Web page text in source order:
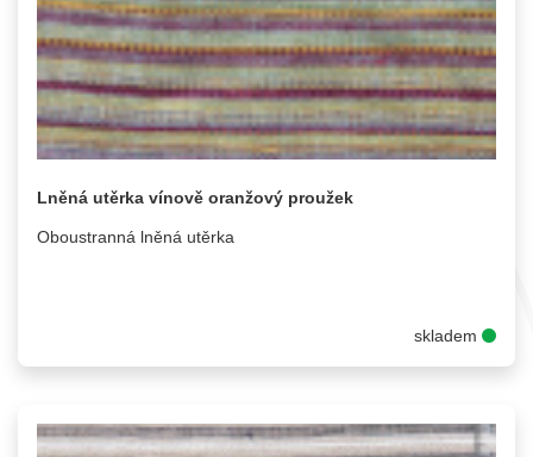
Lněná utěrka vínově oranžový proužek
Oboustranná lněná utěrka
skladem